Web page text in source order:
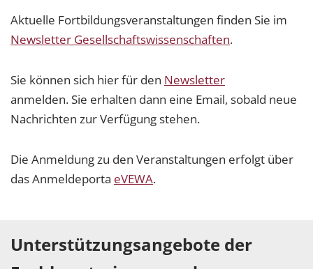
Aktuelle Fortbildungsveranstaltungen finden Sie im
Newsletter Gesellschaftswissenschaften.
Sie können sich hier für den Newsletter
anmelden. Sie erhalten dann eine Email, sobald neue
Nachrichten zur Verfügung stehen.
Die Anmeldung zu den Veranstaltungen erfolgt über
das Anmeldeporta eVEWA.
Unterstützungsangebote der